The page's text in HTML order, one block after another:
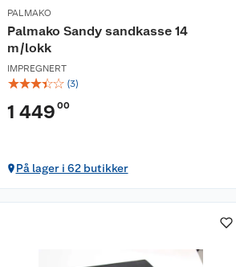
PALMAKO
Palmako Sandy sandkasse 14
m/lokk
IMPREGNERT
☆☆☆☆☆ (3)
1 449 00
På lager i 62 butikker